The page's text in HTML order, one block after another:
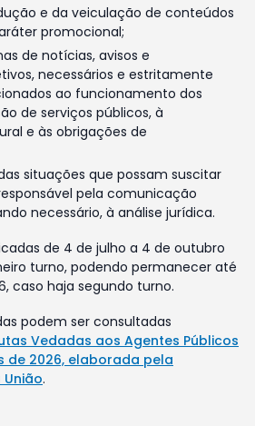
e da veiculação de conteúdos
promocional;
de notícias, avisos e
necessários e estritamente
ao funcionamento dos
de serviços públicos, à
e às obrigações de
situações que possam suscitar
pela comunicação
necessário, à análise jurídica.
de 4 de julho a 4 de outubro
turno, podendo permanecer até
caso haja segundo turno.
podem ser consultadas
Vedadas aos Agentes Públicos
de 2026, elaborada pela
.